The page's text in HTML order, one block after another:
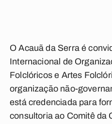
O Acauã da Serra é
Internacional de
Folclóricos e Artes
organização não-
está credenciada para
consultoria ao Comitê da